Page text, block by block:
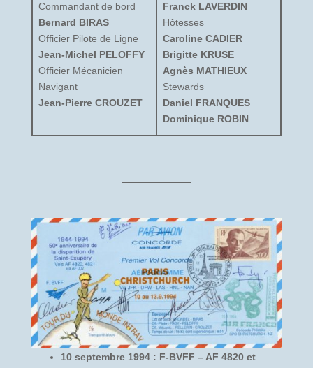
Commandant de bord
Bernard BIRAS
Officier Pilote de Ligne
Jean-Michel PELOFFY
Officier Mécanicien
Navigant
Jean-Pierre CROUZET
Franck LAVERDIN
Hôtesses
Caroline CADIER
Brigitte KRUSE
Agnès MATHIEUX
Stewards
Daniel FRANQUES
Dominique ROBIN
10 septembre 1994 : F-BVFF – AF 4820 et